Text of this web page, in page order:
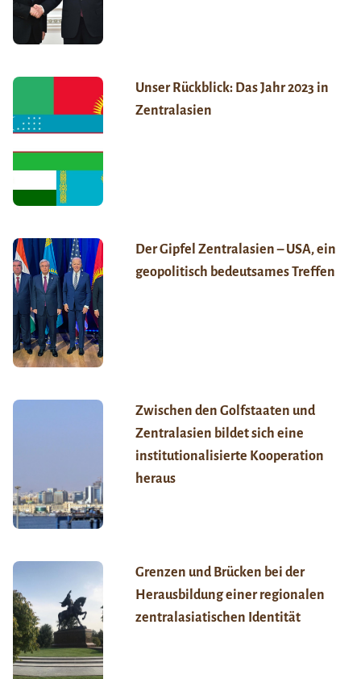
Unser Rückblick: Das Jahr 2023 in
Zentralasien
Der Gipfel Zentralasien – USA, ein
geopolitisch bedeutsames Treffen
Zwischen den Golfstaaten und
Zentralasien bildet sich eine
institutionalisierte Kooperation
heraus
Grenzen und Brücken bei der
Herausbildung einer regionalen
zentralasiatischen Identität